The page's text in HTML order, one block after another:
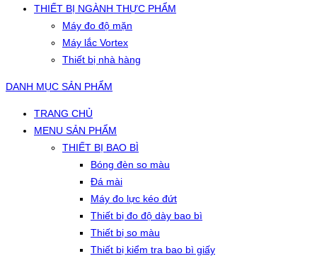
THIẾT BỊ NGÀNH THỰC PHẨM
Máy đo độ mặn
Máy lắc Vortex
Thiết bị nhà hàng
DANH MỤC SẢN PHẨM
TRANG CHỦ
MENU SẢN PHẨM
THIẾT BỊ BAO BÌ
Bóng đèn so màu
Đá mài
Máy đo lực kéo đứt
Thiết bị đo độ dày bao bì
Thiết bị so màu
Thiết bị kiểm tra bao bì giấy